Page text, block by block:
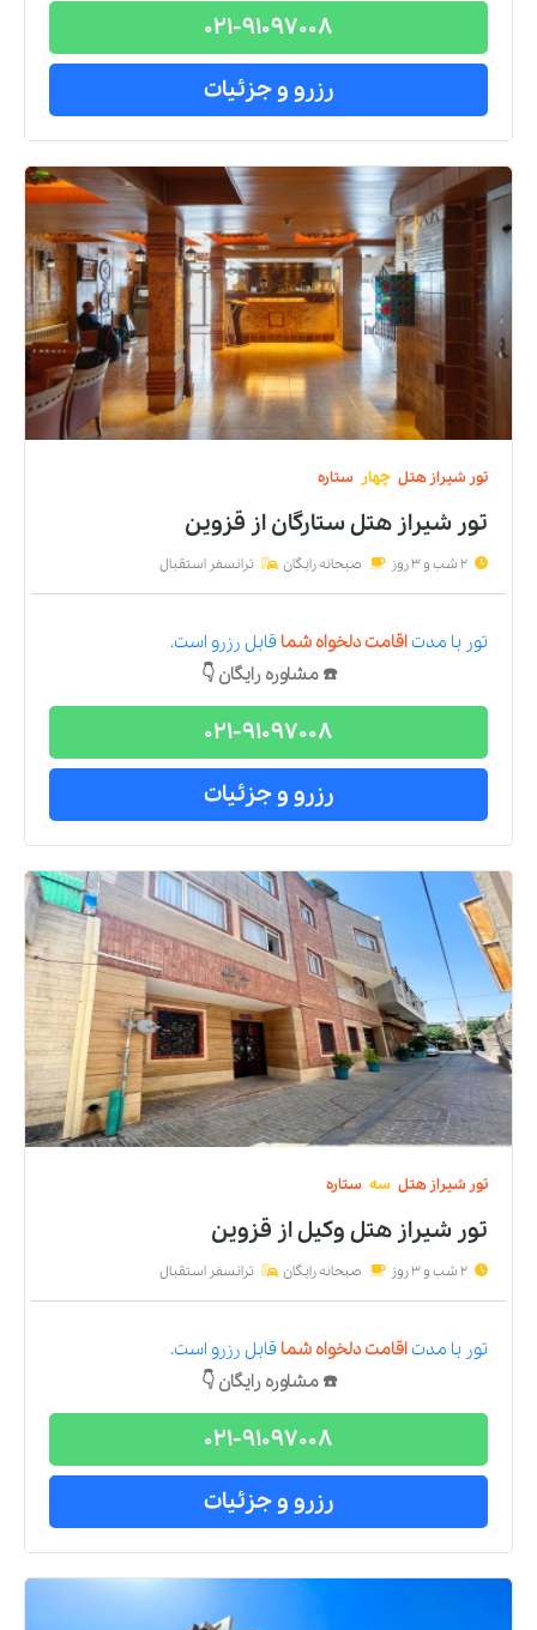
021-91097008
رزرو و جزئیات
تور شیراز هتل چهار ستاره
تور شیراز هتل ستارگاناز قزوین
2 شب و 3 روز صبحانه رایگان ترانسفر استقبال
تور با مدتاقامت دلخواه شما قابل رزرو است.
☎️ مشاوره رایگان 👇
021-91097008
رزرو و جزئیات
تور شیراز هتل سه ستاره
تور شیراز هتل وکیلاز قزوین
2 شب و 3 روز صبحانه رایگان ترانسفر استقبال
تور با مدتاقامت دلخواه شما قابل رزرو است.
☎️ مشاوره رایگان 👇
021-91097008
رزرو و جزئیات